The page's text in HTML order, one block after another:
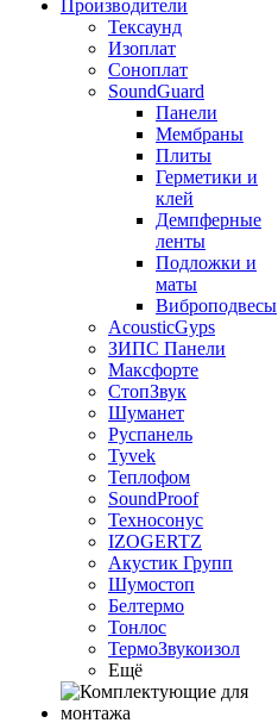
Производители
Тексаунд
Изоплат
Соноплат
SoundGuard
Панели
Мембраны
Плиты
Герметики и
клей
Демпферные
ленты
Подложки и
маты
Виброподвесы
AcousticGyps
ЗИПС Панели
Максфорте
СтопЗвук
Шуманет
Руспанель
Tyvek
Теплофом
SoundProof
Техносонус
IZOGERTZ
Акустик Групп
Шумостоп
Белтермо
Тонлос
ТермоЗвукоизол
Ещё